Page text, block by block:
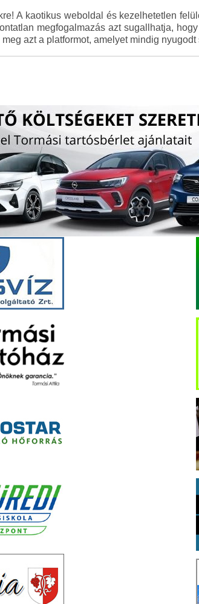
A kaotikus weboldal és kezelhetetlen
megfogalmazás azt sugallhatja,
azt a platformot, amelyet mindig